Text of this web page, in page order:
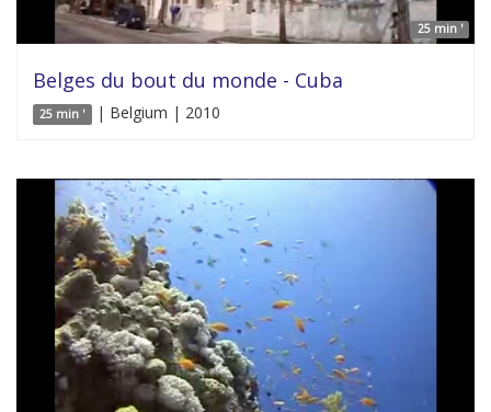
25 min '
Belges du bout du monde - Cuba
25 min ' | Belgium | 2010